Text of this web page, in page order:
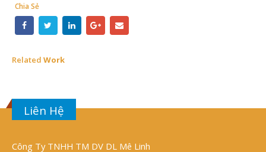
Chia Sẻ
Related Work
Liên Hệ
Công Ty TNHH TM DV DL Mê Linh